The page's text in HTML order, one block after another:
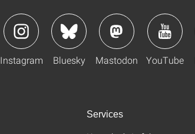
Instagram Bluesky Mastodon YouTube
Services